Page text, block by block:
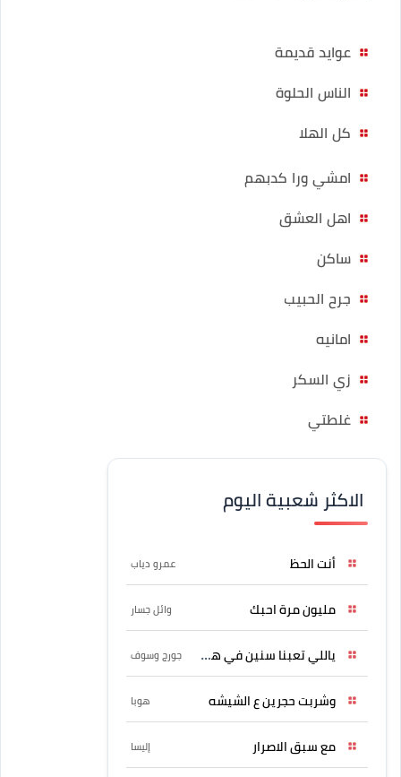
عوايد قديمة
الناس الحلوة
كل الهلا
امشي ورا كدبهم
اهل العشق
ساكن
جرح الحبيب
امانيه
زي السكر
غلطتي
الاكثر شعبية اليوم
أنت الحظ عمرو دياب
مليون مرة احبك وائل جسار
ياللي تعبنا سنين في هواه جورج وسوف
وشربت حجرين ع الشيشه هوبا
مع سبق الاصرار إليسا